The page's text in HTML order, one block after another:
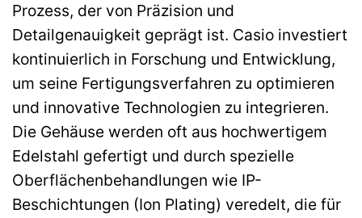
Prozess, der von Präzision und
Detailgenauigkeit geprägt ist. Casio investiert
kontinuierlich in Forschung und Entwicklung,
um seine Fertigungsverfahren zu optimieren
und innovative Technologien zu integrieren.
Die Gehäuse werden oft aus hochwertigem
Edelstahl gefertigt und durch spezielle
Oberflächenbehandlungen wie IP-
Beschichtungen (Ion Plating) veredelt, die für